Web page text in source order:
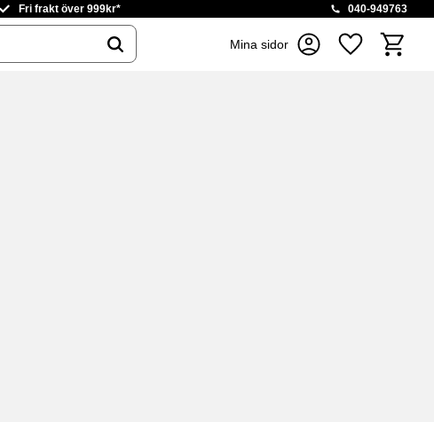
Fri frakt över 999kr* 040-949763
Mina sidor Favoriter